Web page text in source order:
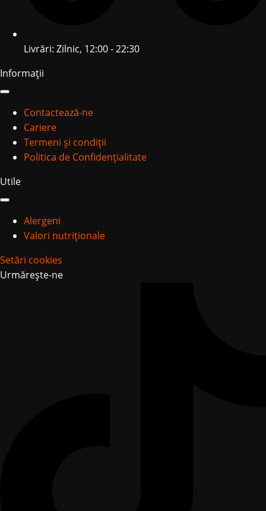
Livrări: Zilnic, 12:00 - 22:30
Informații
Contactează-ne
Cariere
Termeni și condiții
Politica de Confidențialitate
Utile
Alergeni
Valori nutriționale
Setări cookies
Urmărește-ne